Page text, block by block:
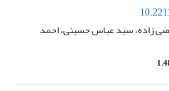
زاده، سید عباس حسینی، احمد